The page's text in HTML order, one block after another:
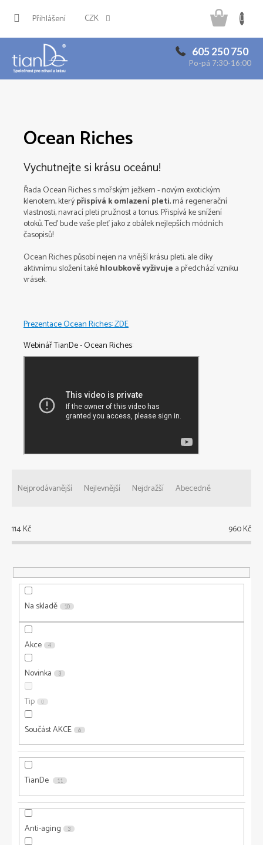
CZK
Přihlášení
605 250 750
Po-pá 7:30-16:00
košík
Ocean Riches
Vychutnejte si krásu oceánu!
Řada Ocean Riches s mořským ježkem - novým exotickým
klenotem, kterýpřispívá k omlazení pleti, má regenerační
vlastnosti, navrací pleti pružnost a tonus. Přispívá ke snížení
otoků.Teď bude vaše pleť jako z obálek nejlepších módních
časopisů!
Ocean Riches působí nejen na vnější krásu pleti, ale díky
aktivnímu složení takéhloubkově vyživuje a předchází vzniku
vrásek.
Prezentace Ocean Riches: ZDE
Webinář TianDe - Ocean Riches:
n
í
r
o
Nejprodávanější Nejlevnější Nejdražší Abecedně
114Kč 960Kč
Na skladě 10
Akce 4
Novinka 3
Tip 0
Součást AKCE 6
TianDe 11
Anti-aging 3